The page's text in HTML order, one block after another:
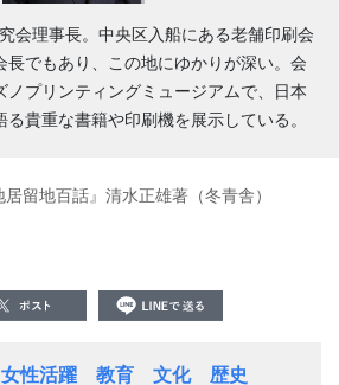
会理事長。中央区入船にある老舗印刷会
長でもあり、この地にゆかりが深い。会
ノプリンティングミュージアムで、日本
貴重な書籍や印刷機を展示している。
留地百話』清水正雄著（冬青舎）
女性活躍 教育 文化 歴史